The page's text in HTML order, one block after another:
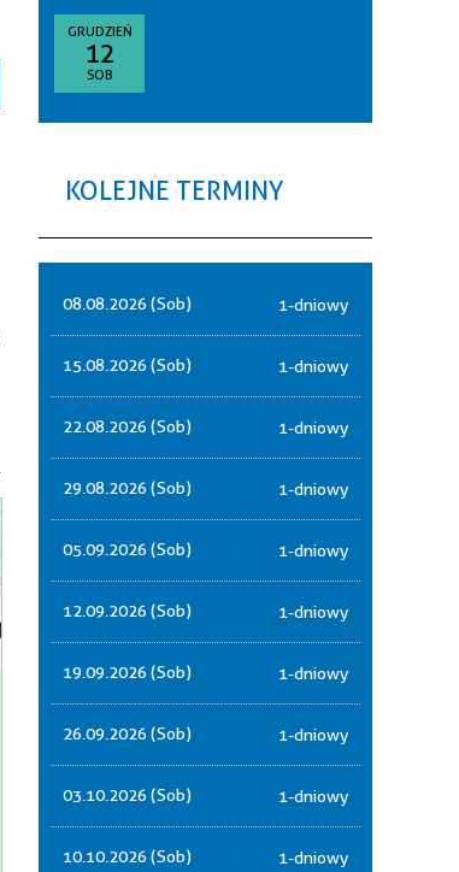
GRUDZIEŃ
12
SOB
KOLEJNE TERMINY
08.08.2026 (Sob) 1-dniowy
15.08.2026 (Sob) 1-dniowy
22.08.2026 (Sob) 1-dniowy
29.08.2026 (Sob) 1-dniowy
05.09.2026 (Sob) 1-dniowy
12.09.2026 (Sob) 1-dniowy
19.09.2026 (Sob) 1-dniowy
26.09.2026 (Sob) 1-dniowy
03.10.2026 (Sob) 1-dniowy
10.10.2026 (Sob) 1-dniowy